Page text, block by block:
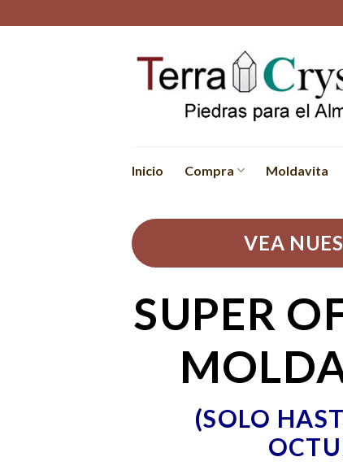
to
Inicio Compra Moldavita
VEA
SUPER
(SOLO